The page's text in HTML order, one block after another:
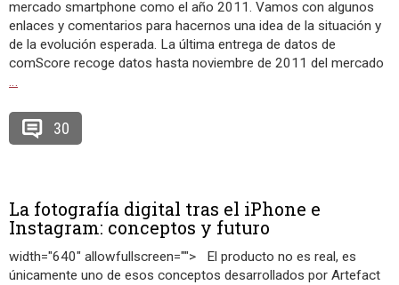
mercado smartphone como el año 2011. Vamos con algunos
enlaces y comentarios para hacernos una idea de la situación y
de la evolución esperada. La última entrega de datos de
comScore recoge datos hasta noviembre de 2011 del mercado
…
30
La fotografía digital tras el iPhone e
Instagram: conceptos y futuro
width="640" allowfullscreen=""> El producto no es real, es
únicamente uno de esos conceptos desarrollados por Artefact